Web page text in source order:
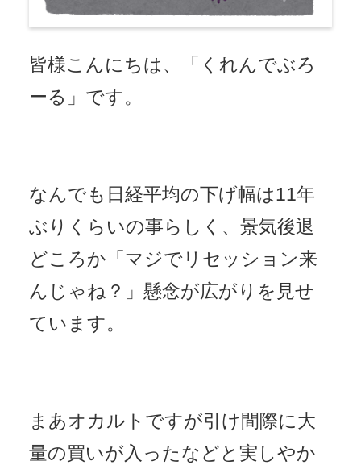
皆様こんにちは、「くれんでぶろ
ーる」です。
なんでも日経平均の下げ幅は11年
ぶりくらいの事らしく、景気後退
どころか「マジでリセッション来
んじゃね？」懸念が広がりを見せ
ています。
まあオカルトですが引け間際に大
量の買いが入ったなどと実しやか